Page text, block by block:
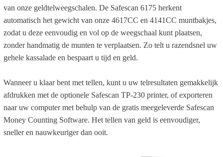
van onze geldtelweegschalen. De Safescan 6175 herkent
automatisch het gewicht van onze 4617CC en 4141CC muntbakjes,
zodat u deze eenvoudig en vol op de weegschaal kunt plaatsen,
zonder handmatig de munten te verplaatsen. Zo telt u razendsnel uw
gehele kassalade en bespaart u tijd en geld.
Wanneer u klaar bent met tellen, kunt u uw telresultaten gemakkelijk
afdrukken met de optionele Safescan TP-230 printer, of exporteren
naar uw computer met behulp van de gratis meegeleverde Safescan
Money Counting Software. Het tellen van geld is eenvoudiger,
sneller en nauwkeuriger dan ooit.